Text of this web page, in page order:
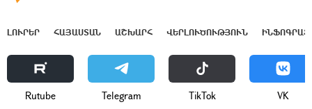
ԼՈՒՐԵՐ ՀԱՅԱՍՏԱՆ ԱՇԽԱՐՀ ՎԵՐԼՈՒԾՈՒԹՅՈՒՆ
Rutube Telegram ТikТоk VK